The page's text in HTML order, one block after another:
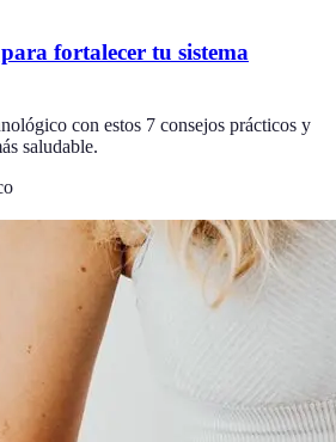
fortalecer tu sistema
con estos 7 consejos prácticos y
saludable.